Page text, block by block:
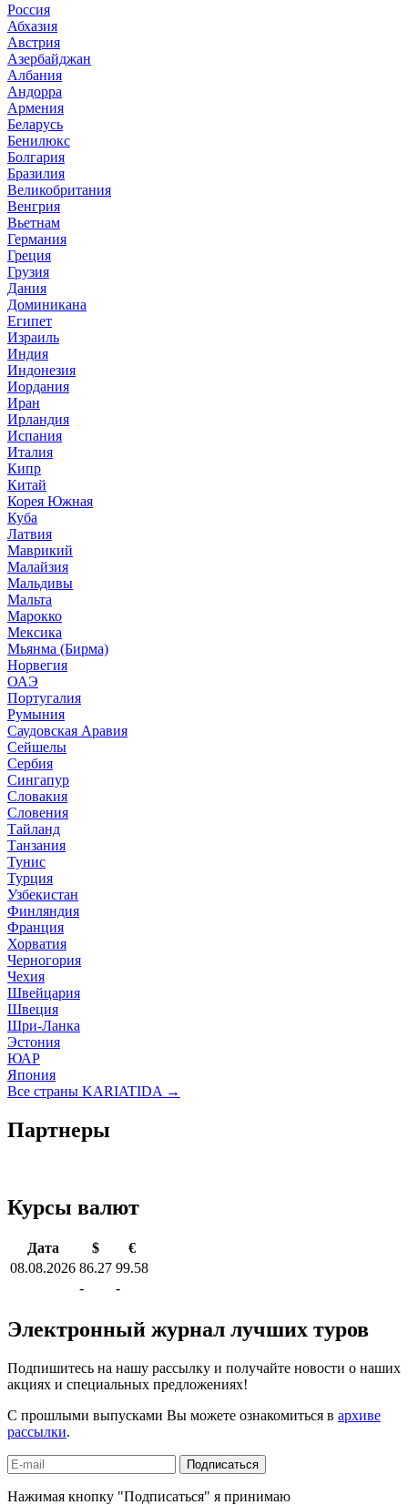
Россия
Абхазия
Австрия
Азербайджан
Албания
Андорра
Армения
Беларусь
Бенилюкс
Болгария
Бразилия
Великобритания
Венгрия
Вьетнам
Германия
Греция
Грузия
Дания
Доминикана
Египет
Израиль
Индия
Индонезия
Иордания
Иран
Ирландия
Испания
Италия
Кипр
Китай
Корея Южная
Куба
Латвия
Маврикий
Малайзия
Мальдивы
Мальта
Марокко
Мексика
Мьянма (Бирма)
Норвегия
ОАЭ
Португалия
Румыния
Саудовская Аравия
Сейшелы
Сербия
Сингапур
Словакия
Словения
Тайланд
Танзания
Тунис
Турция
Узбекистан
Финляндия
Франция
Хорватия
Черногория
Чехия
Швейцария
Швеция
Шри-Ланка
Эстония
ЮАР
Япония
Все страны KARIATIDA →
Партнеры
Курсы валют
Дата $
€
08.08.2026 86.27 99.58
-
-
Электронный журнал лучших туров
Подпишитесь на нашу рассылку и получайте новости о наших
акциях и специальных предложениях!
С прошлыми выпусками Вы можете ознакомиться в архиве
рассылки.
Подписаться
Нажимая кнопку "Подписаться" я принимаю